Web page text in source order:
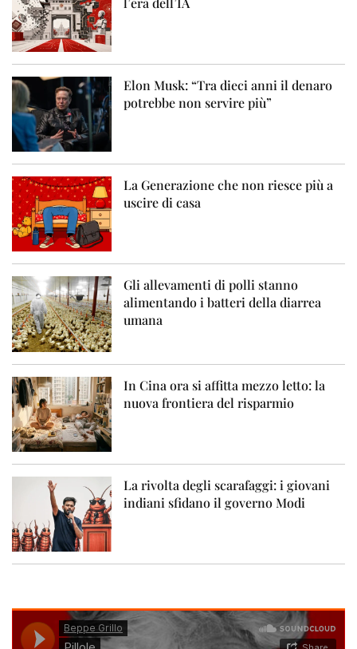
Elon Musk: “Tra dieci anni il denaro
potrebbe non servire più”
La Generazione che non riesce più a
uscire di casa
Gli allevamenti di polli stanno
alimentando i batteri della diarrea
umana
In Cina ora si affitta mezzo letto: la
nuova frontiera del risparmio
La rivolta degli scarafaggi: i giovani
indiani sfidano il governo Modi